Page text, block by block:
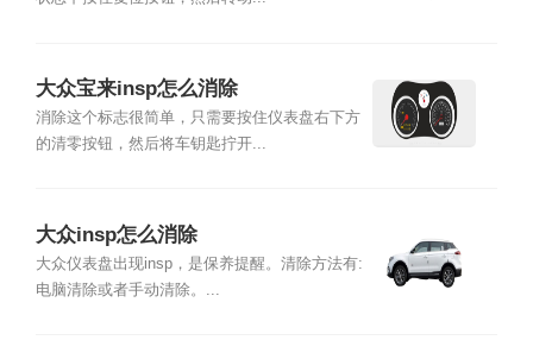
大众宝来insp怎么消除
消除这个标志很简单，只需要按住仪表盘右下方
的清零按钮，然后将车钥匙拧开...
大众insp怎么消除
大众仪表盘出现insp，是保养提醒。清除方法有:
电脑清除或者手动清除。...